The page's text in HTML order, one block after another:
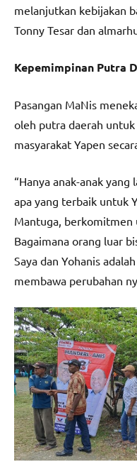
melanjutkan kebijakan
Tonny Tesar dan
Kepemimpinan Putra
Pasangan MaNis
oleh putra daerah
masyarakat Yapen
“Hanya anak-anak
apa yang terbaik untuk
Mantuga, berkomitmen
Bagaimana orang luar
Saya dan Yohanis
membawa perubahan